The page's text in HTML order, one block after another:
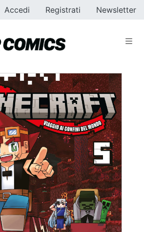
Accedi Registrati Newsletter